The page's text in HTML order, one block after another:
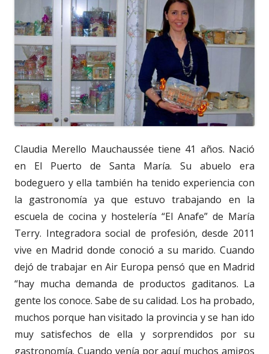
Claudia Merello Mauchaussée tiene 41 años. Nació
en El Puerto de Santa María. Su abuelo era
bodeguero y ella también ha tenido experiencia con
la gastronomía ya que estuvo trabajando en la
escuela de cocina y hostelería “El Anafe” de María
Terry. Integradora social de profesión, desde 2011
vive en Madrid donde conoció a su marido. Cuando
dejó de trabajar en Air Europa pensó que en Madrid
“hay mucha demanda de productos gaditanos. La
gente los conoce. Sabe de su calidad. Los ha probado,
muchos porque han visitado la provincia y se han ido
muy satisfechos de ella y sorprendidos por su
gastronomía. Cuando venía por aquí muchos amigos